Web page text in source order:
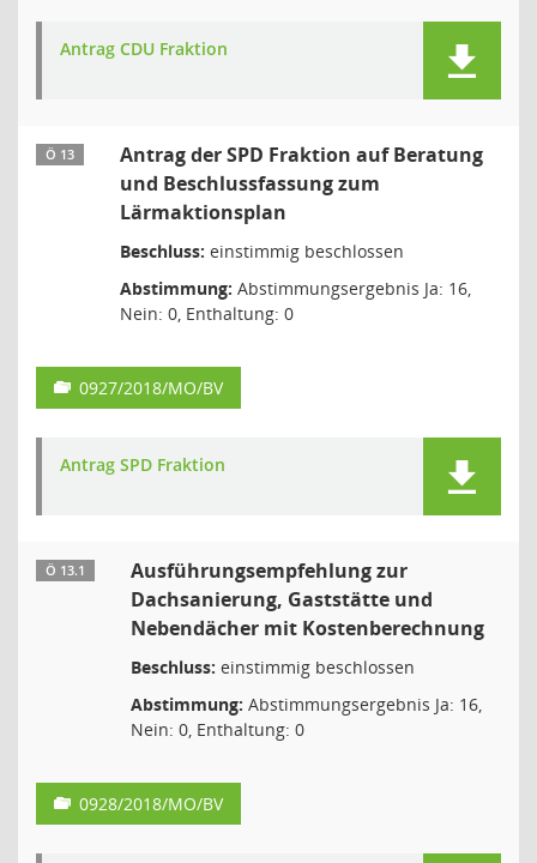
Antrag CDU Fraktion
Ö 13
Antrag der SPD Fraktion auf Beratung
und Beschlussfassung zum
Lärmaktionsplan
Beschluss: einstimmig beschlossen
Abstimmung: Abstimmungsergebnis Ja: 16,
Nein: 0, Enthaltung: 0
0927/2018/MO/BV
Antrag SPD Fraktion
Ö 13.1
Ausführungsempfehlung zur
Dachsanierung, Gaststätte und
Nebendächer mit Kostenberechnung
Beschluss: einstimmig beschlossen
Abstimmung: Abstimmungsergebnis Ja: 16,
Nein: 0, Enthaltung: 0
0928/2018/MO/BV